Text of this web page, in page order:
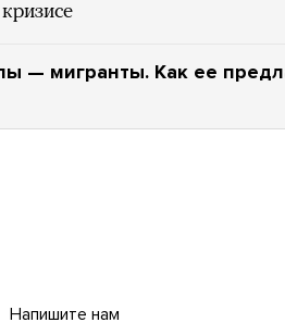
— мигранты. Как ее
Напишите нам